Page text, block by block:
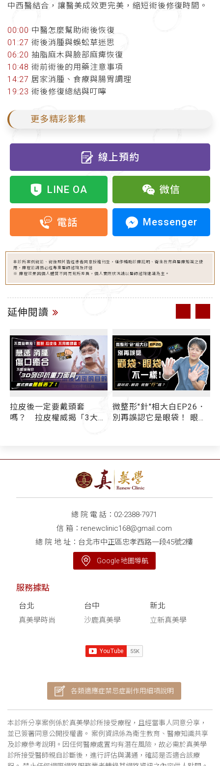
中西醫結合，讓醫美成效更完美，縮短術後修復時間。
00:00 中醫怎麼幫助術後恢復
01:27 術後消腫與蜈蚣草迷思
06:20 抽脂麻木與臉部麻痺恢復
10:48 術前術後的用藥注意事項
14:27 居家消腫、食療與腸胃調理
19:23 術後修復總結與叮嚀
更多精彩影集
線上預約
LINE OA 微信
電話 Messenger
本診所案例術前、術後照片皆經患者同意授權刊登，僅作輔助診療說明、衛生教育與醫療知識之使
用，療程前請務必經專業醫師諮詢及評估
※ 療程效果因個人體質不同而有所差異，個人實際狀況請以醫師諮詢建議為主。
延伸閱讀
拉皮後一定要戴頭套
嗎？ 拉皮權威揭「3大重
套
微整形"針"相大白EP26．
別再誤認它是眼袋！ 眼袋
術？
總 院 電 話： 02-2388-7971
信 箱： renewclinic168@gmail.com
總 院 地 址：台北市中正區忠孝西路一段45號2樓
Google 地圖導航
服務據點
台北
真美學時尚
台中
沙鹿真美學
新北
立新真美學
各類適應症禁忌症副作用細項說明
本診所分享案例係於真美學診所接受療程，且經當事人同意分享，
並已簽署同意公開授權書。 案例資訊係為衛生教育、醫療知識共享
及診療參考說明。因任何醫療處置均有潛在風險，故必需於真美學
診所接受醫師親自診斷後，進行評估與溝通，確認是否適合該療